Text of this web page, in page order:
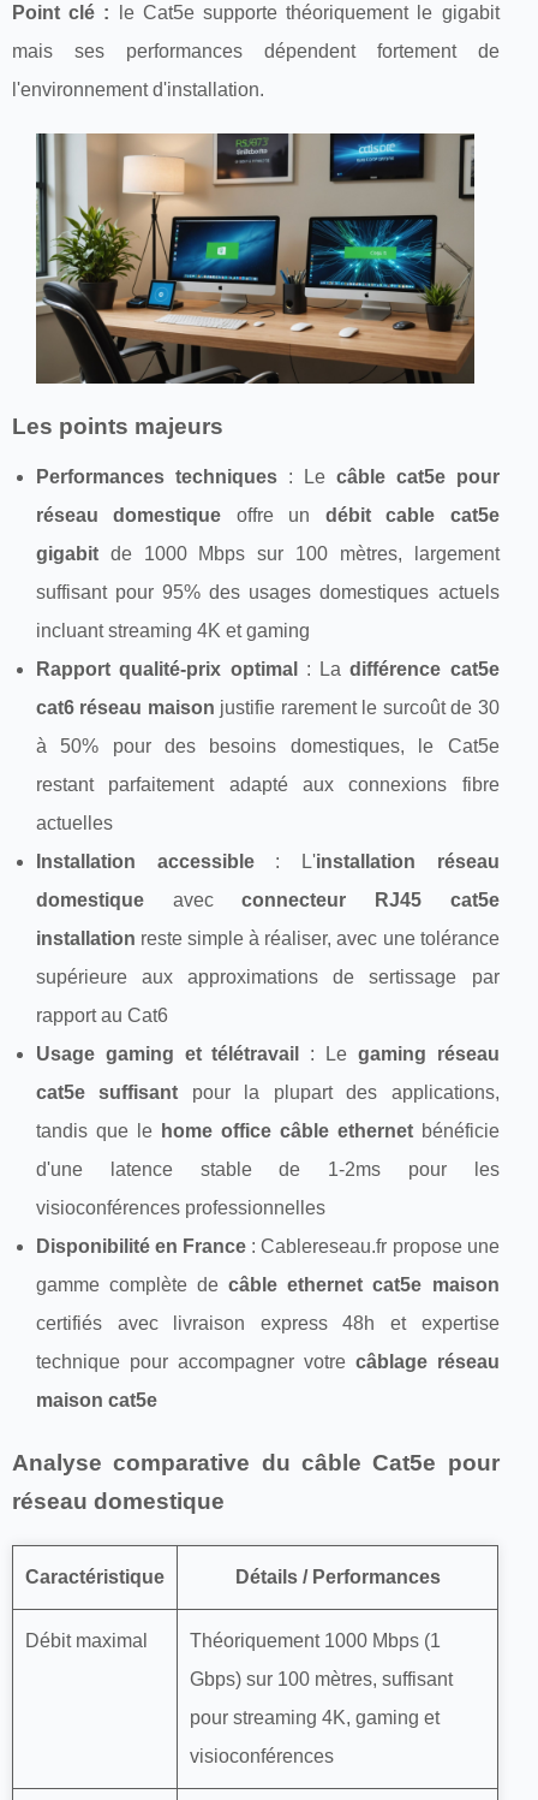
Point clé : le Cat5e supporte théoriquement le gigabit
mais ses performances dépendent fortement de
l'environnement d'installation.
Les points majeurs
Performances techniques: Le câble cat5e pour
réseau domestique offre un débit cable cat5e
gigabit de 1000 Mbps sur 100 mètres, largement
suffisant pour 95% des usages domestiques actuels
incluant streaming 4K et gaming
Rapport qualité-prix optimal
: Ladifférence cat5e
cat6 réseau maison justifie rarement le surcoût de 30
à 50% pour des besoins domestiques, le Cat5e
restant parfaitement adapté aux connexions fibre
actuelles
Installation accessible: L'installation réseau
domestique avecconnecteur RJ45 cat5e
installation reste simple à réaliser, avec une tolérance
supérieure aux approximations de sertissage par
rapport au Cat6
Usage gaming et télétravail
: Le gaming réseau
cat5e suffisant pour la plupart des applications,
tandis que le home office câble ethernetbénéficie
d'une latence stable de 1-2ms pour les
visioconférences professionnelles
Disponibilité en France : Cablereseau.fr propose une
gamme complète decâble ethernet cat5e maison
certifiés avec livraison express 48h et expertise
technique pour accompagner votre câblage réseau
maison cat5e
Analyse comparative du câble Cat5e pour
réseau domestique
Caractéristique Détails / Performances
Débit maximal
Théoriquement 1000 Mbps (1
Gbps) sur 100 mètres, suffisant
pour streaming 4K, gaming et
visioconférences